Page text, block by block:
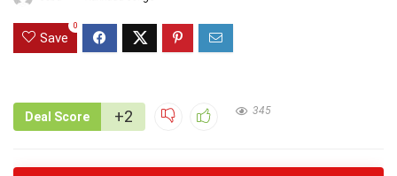
Save
0
Deal Score +2 345